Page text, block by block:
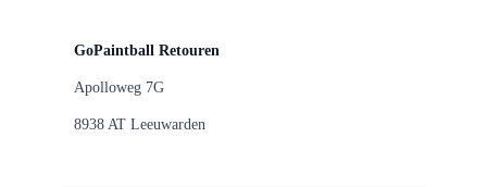
GoPaintball Retouren
Apolloweg 7G
8938 AT Leeuwarden